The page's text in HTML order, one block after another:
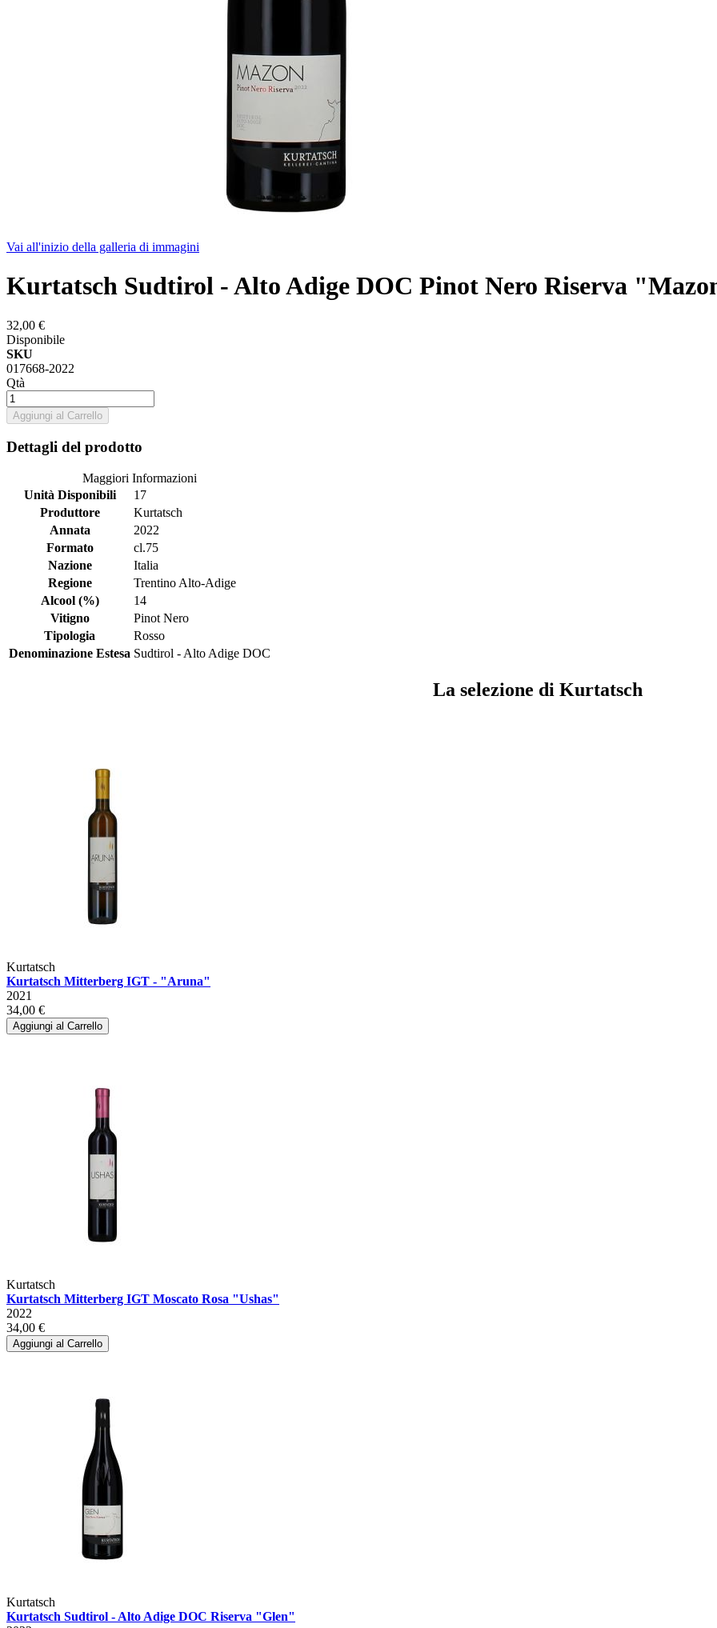
Vai all'inizio della galleria di immagini
Kurtatsch Sudtirol - Alto Adige DOC Pinot Nero Riserva
32,00 €
Disponibile
SKU
017668-2022
Qtà
Aggiungi al Carrello
Dettagli del prodotto
Maggiori Informazioni
Unità Disponibili
17
Produttore
Kurtatsch
Annata
2022
Formato
cl.75
Nazione
Italia
Regione
Trentino Alto-Adige
Alcool (%)
14
Vitigno
Pinot Nero
Tipologia
Rosso
Denominazione Estesa Sudtirol - Alto Adige DOC
La selezione di Kurtatsch
Kurtatsch
Kurtatsch Mitterberg IGT - "Aruna"
2021
34,00 €
Aggiungi al Carrello
Kurtatsch
Kurtatsch Mitterberg IGT Moscato Rosa "Ushas"
2022
34,00 €
Aggiungi al Carrello
Kurtatsch
Kurtatsch Sudtirol - Alto Adige DOC Riserva "Glen"